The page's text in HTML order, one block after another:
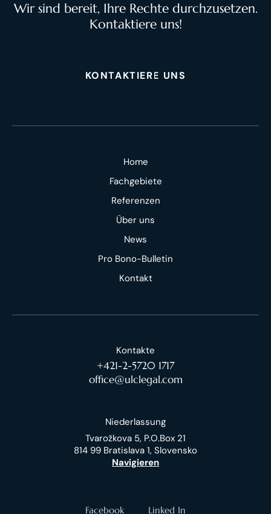
Wir sind bereit, Ihre Rechte durchzusetzen.
Kontaktiere uns!
KONTAKTIERE UNS
Home
Fachgebiete
Referenzen
Über uns
News
Pro Bono-Bulletin
Kontakt
Kontakte
+421-2-5720 1717
office@ulclegal.com
Niederlassung
Tvarožkova 5, P.O.Box 21
814 99 Bratislava 1, Slovensko
Navigieren
Facebook Linked In